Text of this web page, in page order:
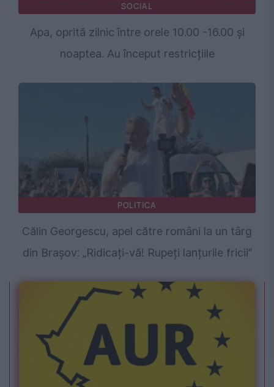
SOCIAL
Apa, oprită zilnic între orele 10.00 -16.00 și
noaptea. Au început restricțiile
POLITICA
Călin Georgescu, apel către români la un târg
din Brașov: „Ridicați-vă! Rupeți lanțurile fricii”